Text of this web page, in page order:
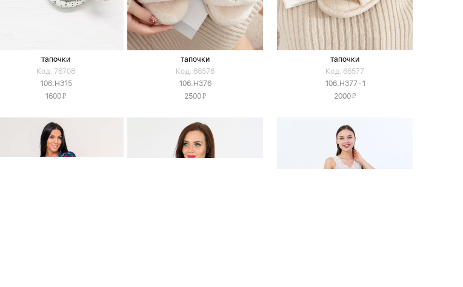
тапочки
Код: 76708
106.H315
1600Я
тапочки
Код: 66576
106.H376
2500Я
тапочки
Код: 66577
106.H377-1
2000Я